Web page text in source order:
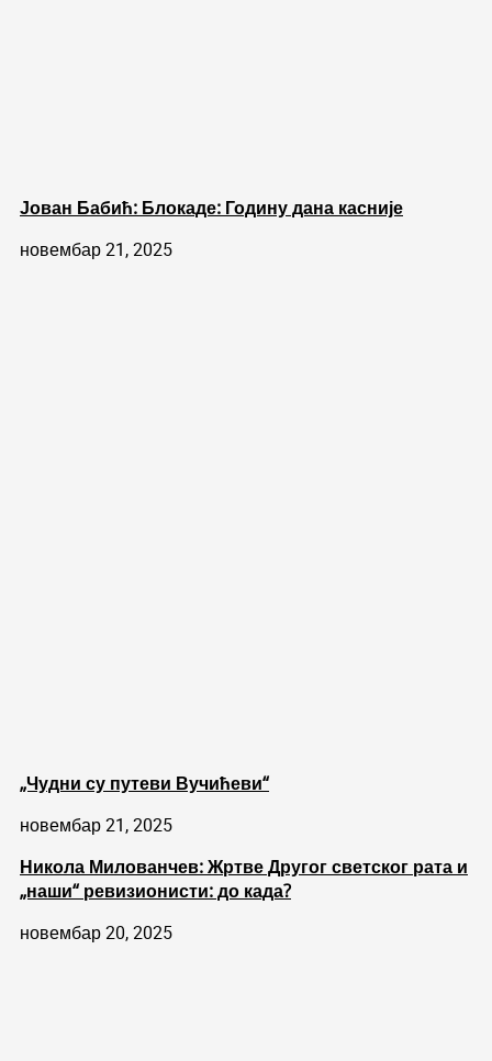
Јован Бабић: Блокаде: Годину дана касније
новембар 21, 2025
„Чудни су путеви Вучићеви“
новембар 21, 2025
Никола Милованчев: Жртве Другог светског рата и
„наши“ ревизионисти: до када?
новембар 20, 2025